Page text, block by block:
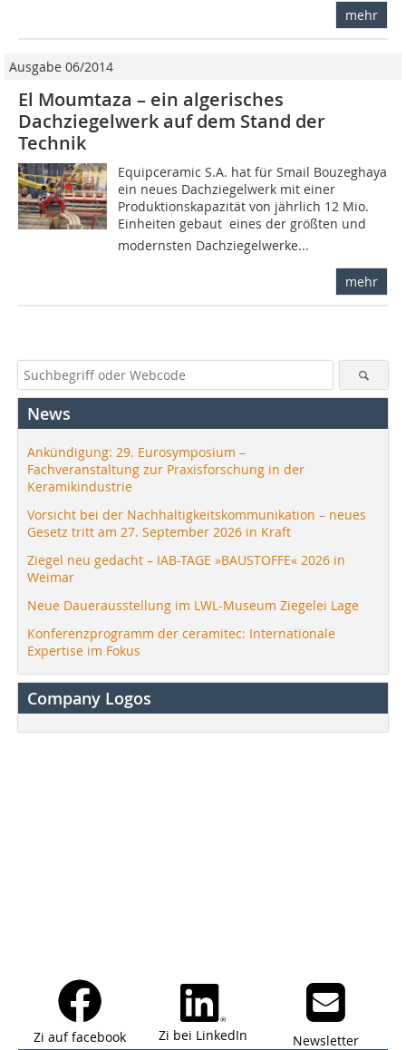
mehr
Ausgabe 06/2014
El Moumtaza – ein algerisches
Dachziegelwerk auf dem Stand der
Technik
Equipceramic S.A. hat für Smail Bouzeghaya
ein neues Dachziegelwerk mit einer
Produktionskapazität von jährlich 12 Mio.
Einheiten gebaut  eines der größten und
modernsten Dachziegelwerke...
mehr
News
Ankündigung: 29. Eurosymposium –
Fachveranstaltung zur Praxisforschung in der
Keramikindustrie
Vorsicht bei der Nachhaltigkeitskommunikation – neues
Gesetz tritt am 27. September 2026 in Kraft
Ziegel neu gedacht – IAB-TAGE »BAUSTOFFE« 2026 in
Weimar
Neue Dauerausstellung im LWL-Museum Ziegelei Lage
Konferenzprogramm der ceramitec: Internationale
Expertise im Fokus
Company Logos
Zi auf facebook Zi bei LinkedIn Newsletter